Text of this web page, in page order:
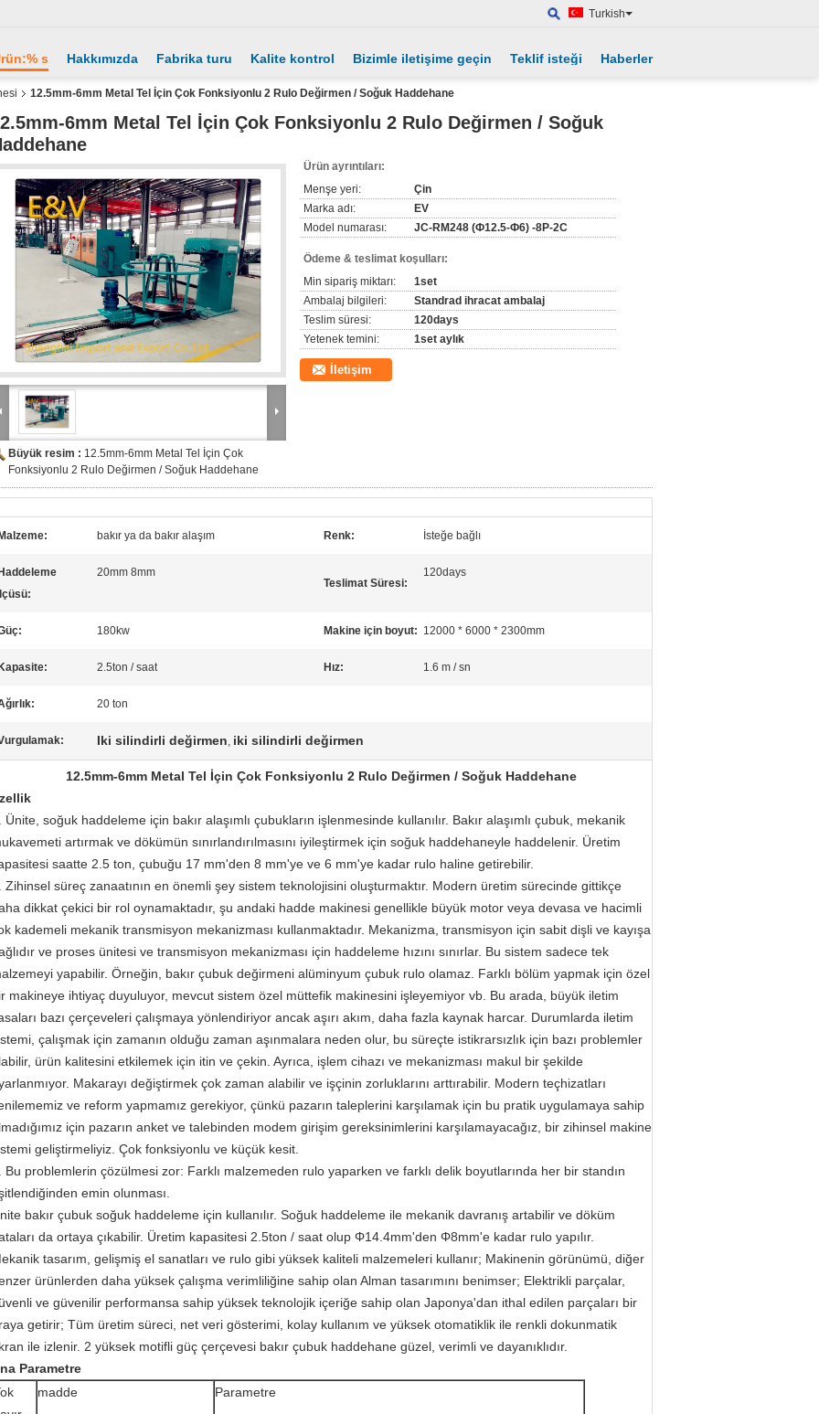
Turkish
s Hakkımızda Fabrika turu Kalite kontrol Bizimle iletişime geçin Teklif isteği Haberler
12.5mm-6mm Metal Tel İçin Çok Fonksiyonlu 2 Rulo Değirmen / Soğuk Haddehane
6mm Metal Tel İçin Çok Fonksiyonlu 2 Rulo Değirmen / Soğuk
Büyük resim : 12.5mm-6mm Metal Tel İçin Çok
Fonksiyonlu 2 Rulo Değirmen / Soğuk Haddehane
Ürün ayrıntıları:
Menşe yeri:
Çin
Marka adı:
EV
Model numarası:
JC-RM248 (Ф12.5-Ф6) -8P-2C
Ödeme & teslimat koşulları:
Min sipariş miktarı:
1set
Ambalaj bilgileri:
Standrad ihracat ambalaj
Teslim süresi:
120days
Yetenek temini:
1set aylık
İletişim
Malzeme: bakır ya da bakır alaşım Renk: İsteğe bağlı
Haddeleme
20mm 8mm
Teslimat Süresi:
120days
180kw Makine için boyut: 12000 * 6000 * 2300mm
Kapasite: 2.5ton / saat Hız: 1.6 m / sn
20 ton
Iki silindirli değirmen, iki silindirli değirmen
12.5mm-6mm Metal Tel İçin Çok Fonksiyonlu 2 Rulo Değirmen / Soğuk Haddehane
Ünite, soğuk haddeleme için bakır alaşımlı çubukların işlenmesinde kullanılır. Bakır alaşımlı çubuk, mekanik
artırmak ve dökümün sınırlandırılmasını iyileştirmek için soğuk haddehaneyle haddelenir. Üretim
saatte 2.5 ton, çubuğu 17 mm'den 8 mm'ye ve 6 mm'ye kadar rulo haline getirebilir.
Zihinsel süreç zanaatının en önemli şey sistem teknolojisini oluşturmaktır. Modern üretim sürecinde gittikçe
dikkat çekici bir rol oynamaktadır, şu andaki hadde makinesi genellikle büyük motor veya devasa ve hacimli
kademeli mekanik transmisyon mekanizması kullanmaktadır. Mekanizma, transmisyon için sabit dişli ve kayışa
ve proses ünitesi ve transmisyon mekanizması için haddeleme hızını sınırlar. Bu sistem sadece tek
yapabilir. Örneğin, bakır çubuk değirmeni alüminyum çubuk rulo olamaz. Farklı bölüm yapmak için özel
makineye ihtiyaç duyuluyor, mevcut sistem özel müttefik makinesini işleyemiyor vb. Bu arada, büyük iletim
bazı çerçeveleri çalışmaya yönlendiriyor ancak aşırı akım, daha fazla kaynak harcar. Durumlarda iletim
çalışmak için zamanın olduğu zaman aşınmalara neden olur, bu süreçte istikrarsızlık için bazı problemler
ürün kalitesini etkilemek için itin ve çekin. Ayrıca, işlem cihazı ve mekanizması makul bir şekilde
Makarayı değiştirmek çok zaman alabilir ve işçinin zorluklarını arttırabilir. Modern teçhizatları
ve reform yapmamız gerekiyor, çünkü pazarın taleplerini karşılamak için bu pratik uygulamaya sahip
için pazarın anket ve talebinden modem girişim gereksinimlerini karşılamayacağız, bir zihinsel makine
geliştirmeliyiz. Çok fonksiyonlu ve küçük kesit.
Bu problemlerin çözülmesi zor: Farklı malzemeden rulo yaparken ve farklı delik boyutlarında her bir standın
emin olunması.
bakır çubuk soğuk haddeleme için kullanılır. Soğuk haddeleme ile mekanik davranış artabilir ve döküm
da ortaya çıkabilir. Üretim kapasitesi 2.5ton / saat olup Φ14.4mm'den Φ8mm'e kadar rulo yapılır.
tasarım, gelişmiş el sanatları ve rulo gibi yüksek kaliteli malzemeleri kullanır; Makinenin görünümü, diğer
ürünlerden daha yüksek çalışma verimliliğine sahip olan Alman tasarımını benimser; Elektrikli parçalar,
ve güvenilir performansa sahip yüksek teknolojik içeriğe sahip olan Japonya'dan ithal edilen parçaları bir
getirir; Tüm üretim süreci, net veri gösterimi, kolay kullanım ve yüksek otomatiklik ile renkli dokunmatik
ile izlenir. 2 yüksek motifli güç çerçevesi bakır çubuk haddehane güzel, verimli ve dayanıklıdır.
Parametre
madde Parametre